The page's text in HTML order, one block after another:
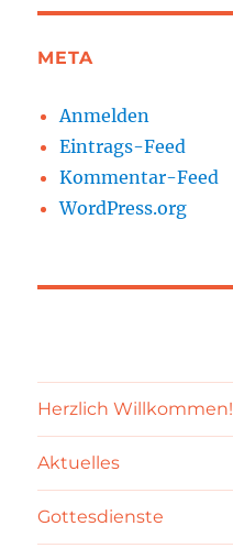
META
Anmelden
Eintrags-Feed
Kommentar-Feed
WordPress.org
Herzlich Willkommen!
Aktuelles
Gottesdienste